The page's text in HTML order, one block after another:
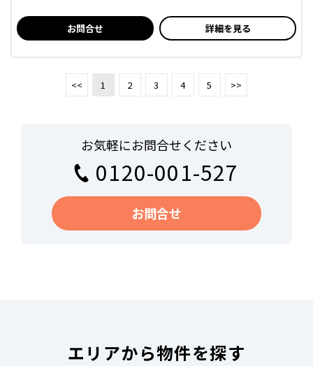
お問合せ 詳細を見る
<< 1 2 3 4 5 >>
お気軽にお問合せください
0120-001-527
お問合せ
エリアから物件を探す